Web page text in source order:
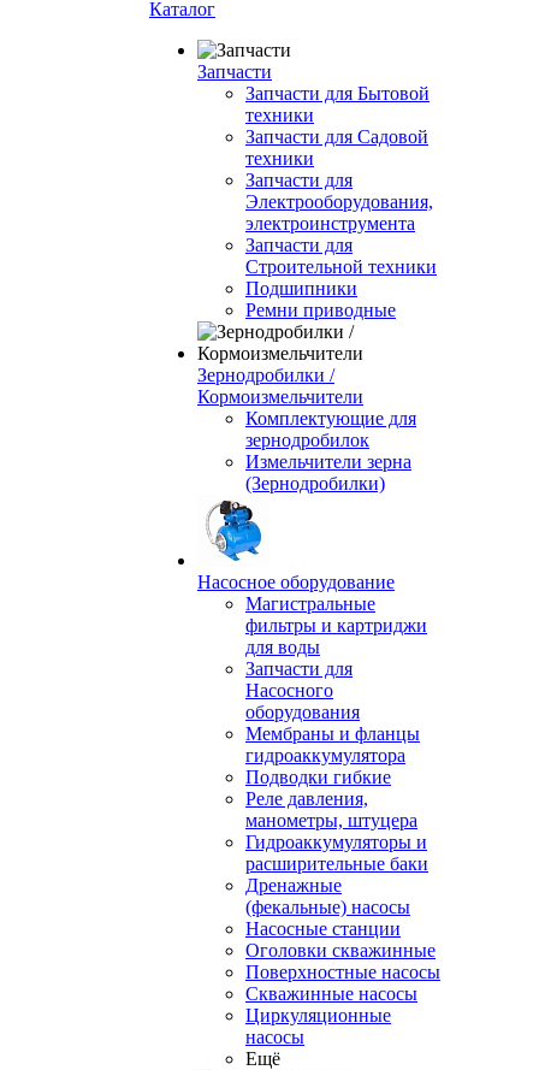
Каталог
Запчасти
Запчасти для Бытовой
техники
Запчасти для Садовой
техники
Запчасти для
Электрооборудования,
электроинструмента
Запчасти для
Строительной техники
Подшипники
Ремни приводные
Зернодробилки /
Кормоизмельчители
Комплектующие для
зернодробилок
Измельчители зерна
(Зернодробилки)
Насосное оборудование
Магистральные
фильтры и картриджи
для воды
Запчасти для
Насосного
оборудования
Мембраны и фланцы
гидроаккумулятора
Подводки гибкие
Реле давления,
манометры, штуцера
Гидроаккумуляторы и
расширительные баки
Дренажные
(фекальные) насосы
Насосные станции
Оголовки скважинные
Поверхностные насосы
Скважинные насосы
Циркуляционные
насосы
Ещё